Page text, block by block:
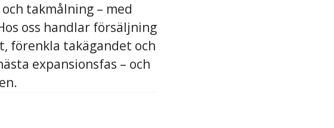
takmålning – med
oss handlar försäljning
förenkla takägandet och
expansionsfas – och